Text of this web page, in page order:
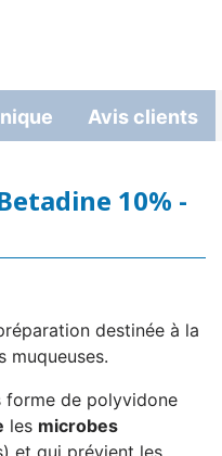
Avis clients
10% -
destinée à la
muqueuses.
forme de polyvidone
les microbes